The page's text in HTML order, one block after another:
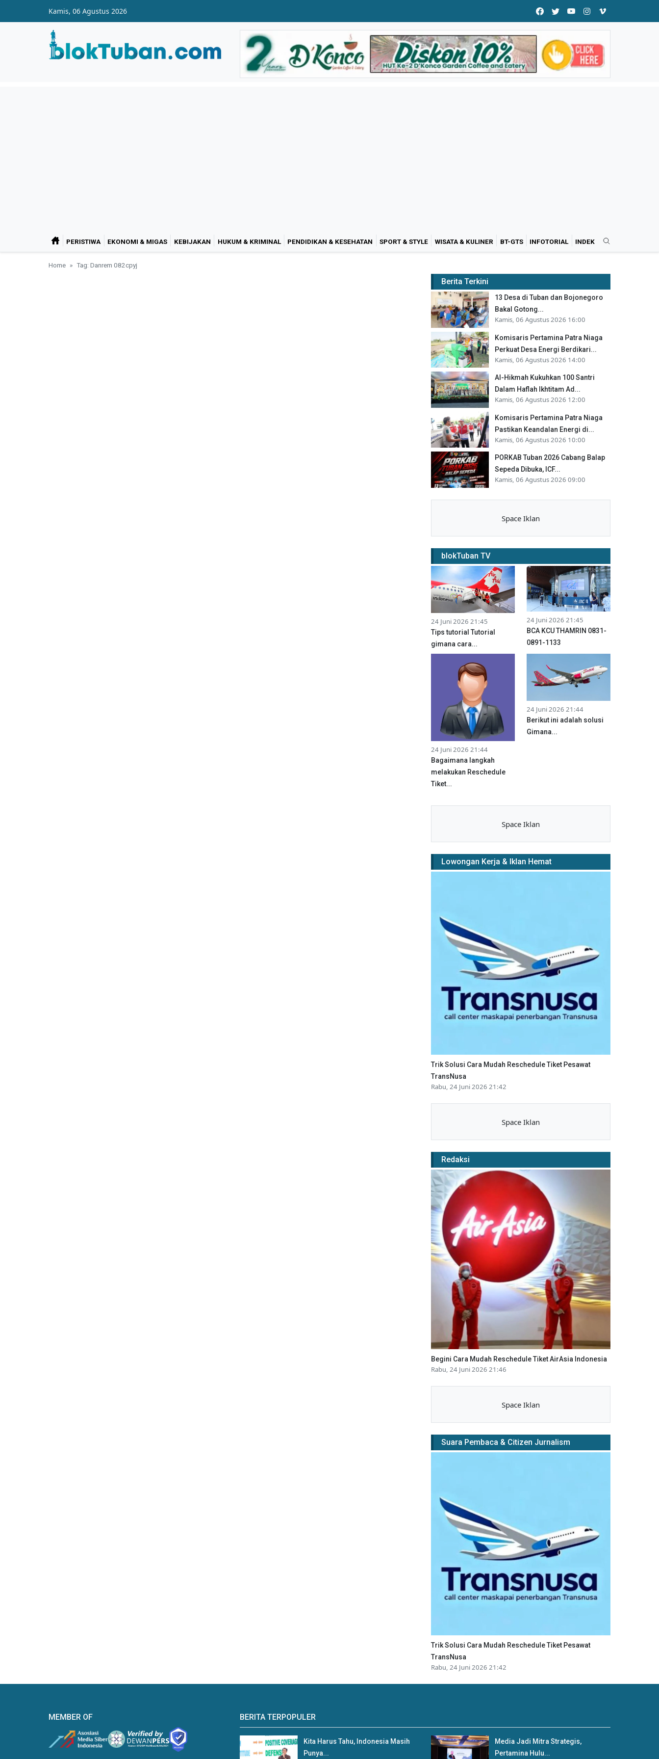
Kamis, 06 Agustus 2026
PERISTIWA EKONOMI & MIGAS KEBIJAKAN HUKUM & KRIMINAL PENDIDIKAN & KESEHATAN SPORT & STYLE WISATA & KULINER BT-GTS INFOTORIAL INDEK
Home Tag: Danrem 082cpyj
Berita Terkini
13 Desa di Tuban dan Bojonegoro
Bakal Gotong...
Kamis, 06 Agustus 2026 16:00
Komisaris Pertamina Patra Niaga
Perkuat Desa Energi Berdikari...
Kamis, 06 Agustus 2026 14:00
Al-Hikmah Kukuhkan 100 Santri
Dalam Haflah Ikhtitam Ad...
Kamis, 06 Agustus 2026 12:00
Komisaris Pertamina Patra Niaga
Pastikan Keandalan Energi di...
Kamis, 06 Agustus 2026 10:00
PORKAB Tuban 2026 Cabang Balap
Sepeda Dibuka, ICF...
Kamis, 06 Agustus 2026 09:00
Space Iklan
blokTuban TV
24 Juni 2026 21:45
Tips tutorial Tutorial
gimana cara...
24 Juni 2026 21:45
BCA KCU THAMRIN 0831-
0891-1133
24 Juni 2026 21:44
Bagaimana langkah
melakukan Reschedule
Tiket...
24 Juni 2026 21:44
Berikut ini adalah solusi
Gimana...
Space Iklan
Lowongan Kerja & Iklan Hemat
Trik Solusi Cara Mudah Reschedule Tiket Pesawat
TransNusa
Rabu, 24 Juni 2026 21:42
Space Iklan
Redaksi
Begini Cara Mudah Reschedule Tiket AirAsia Indonesia
Rabu, 24 Juni 2026 21:46
Space Iklan
Suara Pembaca & Citizen Jurnalism
Trik Solusi Cara Mudah Reschedule Tiket Pesawat
TransNusa
Rabu, 24 Juni 2026 21:42
MEMBER OF BERITA TERPOPULER
Kita Harus Tahu, Indonesia Masih
Punya...
Media Jadi Mitra Strategis,
Pertamina Hulu...